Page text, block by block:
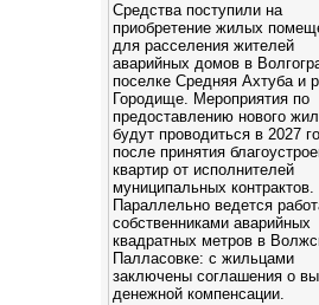
Средства поступили на
приобретение жилых
для расселения жителей
аварийных домов в
поселке Средняя Ахтуба и
Городище. Мероприятия по
предоставлению нового
будут проводиться в 2027
после принятия
квартир от исполнителей
муниципальных контрактов.
Параллельно ведется
собственниками аварийных
квадратных метров в
Палласовке: с жильцами
заключены соглашения о
денежной компенсации.